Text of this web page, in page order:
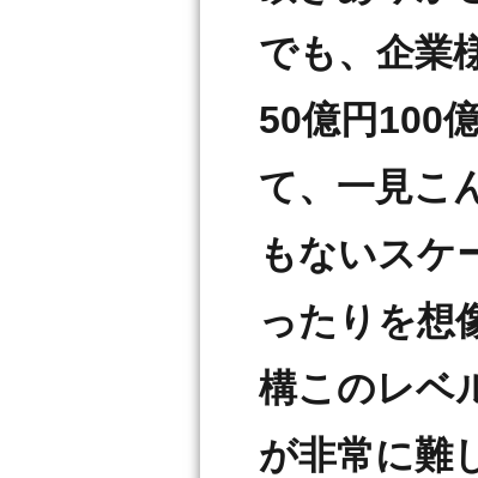
でも、企業
50億円100
て、一見こ
もないスケ
ったりを想
構このレベ
が非常に難